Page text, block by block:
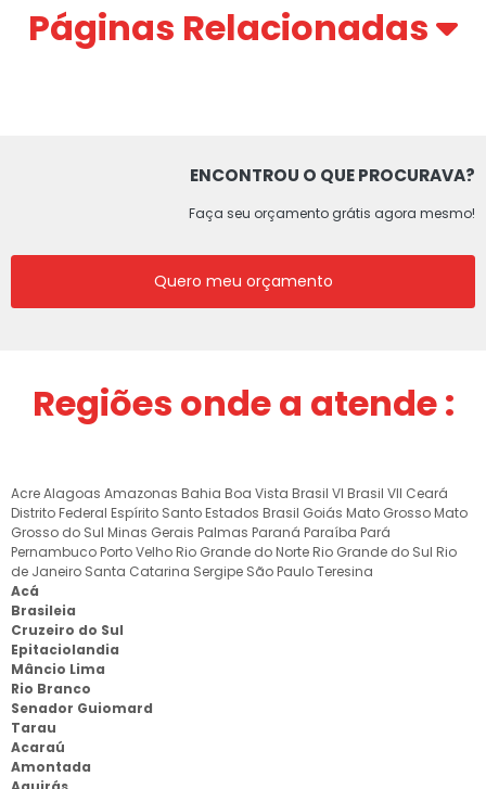
Páginas Relacionadas
ENCONTROU O QUE PROCURAVA?
Faça seu orçamento grátis agora mesmo!
Quero meu orçamento
Regiões onde a atende :
AcreAlagoas Amazonas Bahia Boa Vista Brasil VI Brasil VII Ceará
Distrito Federal Espírito Santo Estados Brasil Goiás Mato Grosso Mato
Grosso do Sul Minas Gerais Palmas Paraná Paraíba Pará
Pernambuco Porto Velho Rio Grande do Norte Rio Grande do Sul Rio
de Janeiro Santa Catarina Sergipe São PauloTeresina
Acá
Brasileia
Cruzeiro do Sul
Epitaciolandia
Mâncio Lima
Rio Branco
Senador Guiomard
Tarau
Acaraú
Amontada